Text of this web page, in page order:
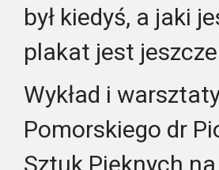
był kiedyś, a jaki
plakat jest
Wykład i
Pomorskiego dr
Sztuk Pięknych